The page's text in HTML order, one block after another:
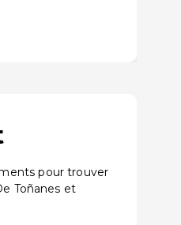
pour trouver
Toñanes et